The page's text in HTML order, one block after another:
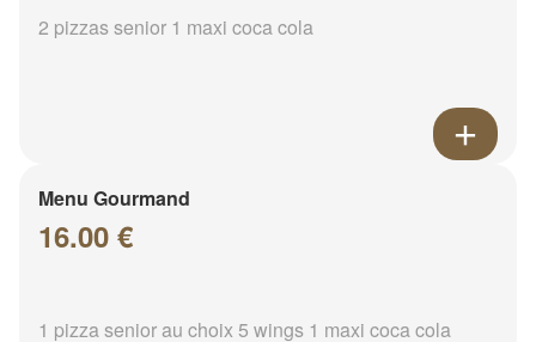
2 pizzas senior 1 maxi coca cola
Menu Gourmand
16.00 €
1 pizza senior au choix 5 wings 1 maxi coca cola